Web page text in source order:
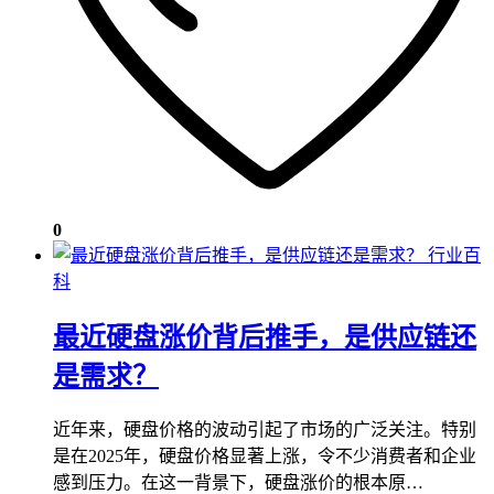
0
行业百
科
最近硬盘涨价背后推手，是供应链还
是需求？
近年来，硬盘价格的波动引起了市场的广泛关注。特别
是在2025年，硬盘价格显著上涨，令不少消费者和企业
感到压力。在这一背景下，硬盘涨价的根本原…